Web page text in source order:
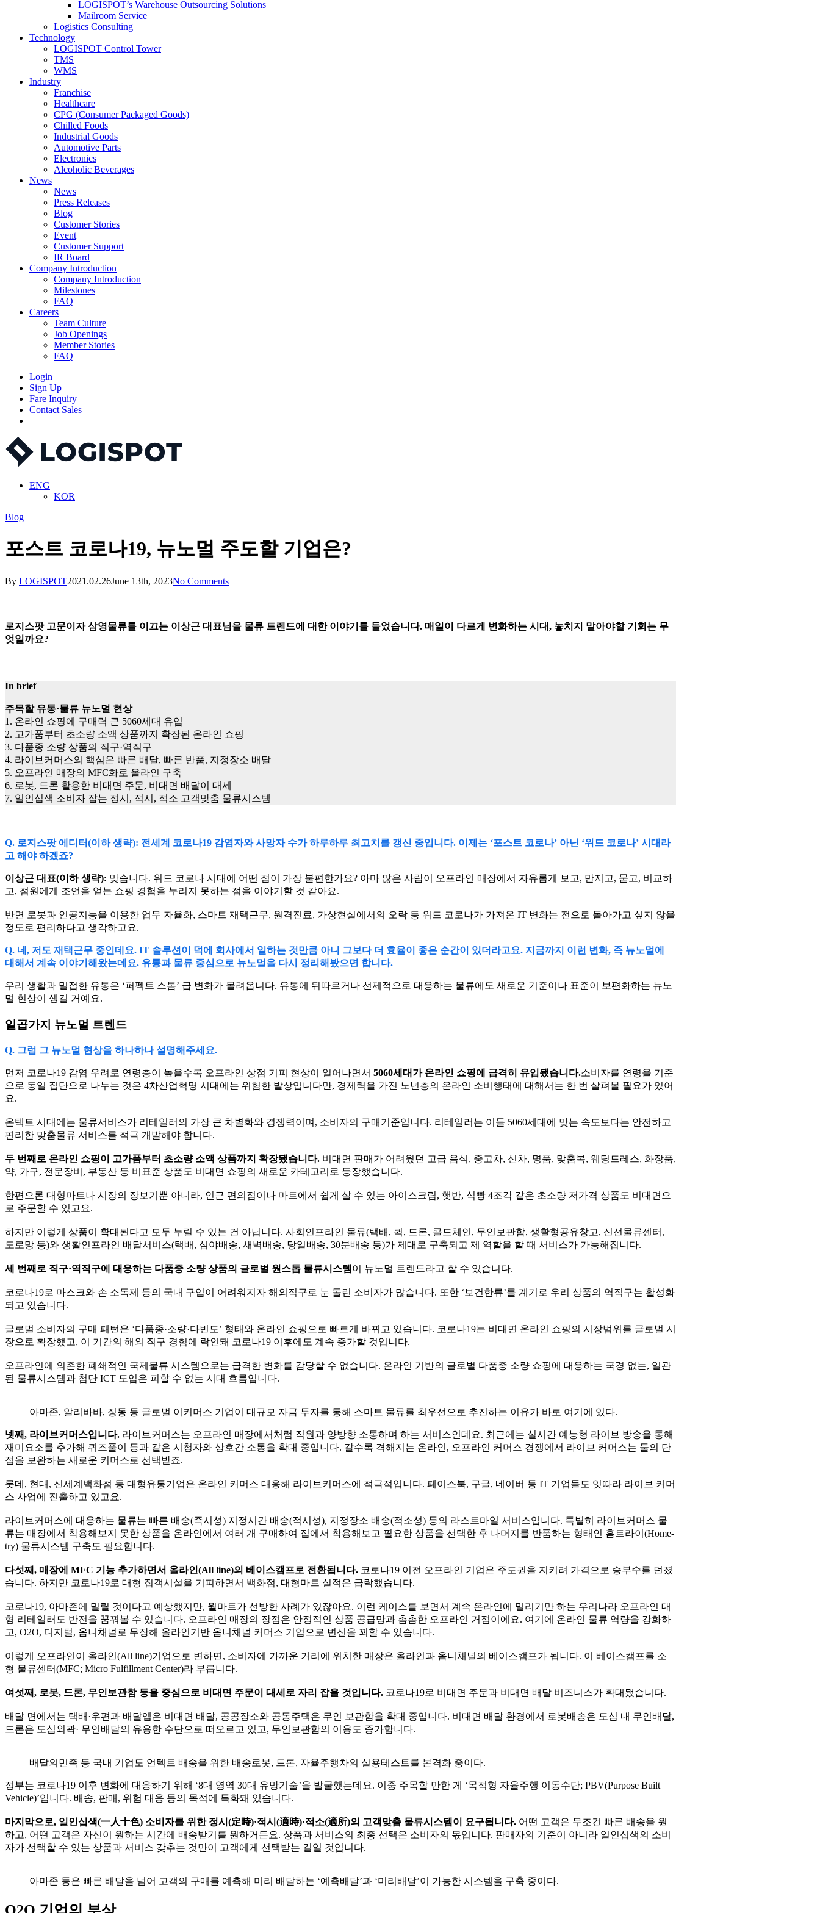
LOGISPOT’s Warehouse Outsourcing Solutions
Mailroom Service
Logistics Consulting
Technology
LOGISPOT Control Tower
TMS
WMS
Industry
Franchise
Healthcare
CPG (Consumer Packaged Goods)
Chilled Foods
Industrial Goods
Automotive Parts
Electronics
Alcoholic Beverages
News
News
Press Releases
Blog
Customer Stories
Event
Customer Support
IR Board
Company Introduction
Company Introduction
Milestones
FAQ
Careers
Team Culture
Job Openings
Member Stories
FAQ
Login
Sign Up
Fare Inquiry
Contact Sales
ENG
KOR
Blog
포스트 코로나19, 뉴노멀 주도할 기업은?
By LOGISPOT2021.02.26June 13th, 2023No Comments
로지스팟 고문이자 삼영물류를 이끄는 이상근 대표님을 물류 트렌드에 대한 이야기를 들었습니다. 매일이 다르게 변화하는 시대, 놓치지 말아야할 기회는 무
엇일까요?
In brief
주목할 유통·물류 뉴노멀 현상
1. 온라인 쇼핑에 구매력 큰 5060세대 유입
2. 고가품부터 초소량 소액 상품까지 확장된 온라인 쇼핑
3. 다품종 소량 상품의 직구·역직구
4. 라이브커머스의 핵심은 빠른 배달, 빠른 반품, 지정장소 배달
5. 오프라인 매장의 MFC화로 올라인 구축
6. 로봇, 드론 활용한 비대면 주문, 비대면 배달이 대세
7. 일인십색 소비자 잡는 정시, 적시, 적소 고객맞춤 물류시스템
Q. 로지스팟 에디터(이하 생략): 전세계 코로나19 감염자와 사망자 수가 하루하루 최고치를 갱신 중입니다. 이제는 ‘포스트 코로나’ 아닌 ‘위드 코로나’ 시대라
고 해야 하겠죠?
이상근 대표(이하 생략): 맞습니다. 위드 코로나 시대에 어떤 점이 가장 불편한가요? 아마 많은 사람이 오프라인 매장에서 자유롭게 보고, 만지고, 묻고, 비교하
고, 점원에게 조언을 얻는 쇼핑 경험을 누리지 못하는 점을 이야기할 것 같아요.
반면 로봇과 인공지능을 이용한 업무 자율화, 스마트 재택근무, 원격진료, 가상현실에서의 오락 등 위드 코로나가 가져온 IT 변화는 전으로 돌아가고 싶지 않을
정도로 편리하다고 생각하고요.
Q. 네, 저도 재택근무 중인데요. IT 솔루션이 덕에 회사에서 일하는 것만큼 아니 그보다 더 효율이 좋은 순간이 있더라고요. 지금까지 이런 변화, 즉 뉴노멀에
대해서 계속 이야기해왔는데요. 유통과 물류 중심으로 뉴노멀을 다시 정리해봤으면 합니다.
우리 생활과 밀접한 유통은 ‘퍼펙트 스톰’ 급 변화가 몰려옵니다. 유통에 뒤따르거나 선제적으로 대응하는 물류에도 새로운 기준이나 표준이 보편화하는 뉴노
멀 현상이 생길 거예요.
일곱가지 뉴노멀 트렌드
Q. 그럼 그 뉴노멀 현상을 하나하나 설명해주세요.
먼저 코로나19 감염 우려로 연령층이 높을수록 오프라인 상점 기피 현상이 일어나면서 5060세대가 온라인 쇼핑에 급격히 유입됐습니다.소비자를 연령을 기준
으로 동일 집단으로 나누는 것은 4차산업혁명 시대에는 위험한 발상입니다만, 경제력을 가진 노년층의 온라인 소비행태에 대해서는 한 번 살펴볼 필요가 있어
요.
온텍트 시대에는 물류서비스가 리테일러의 가장 큰 차별화와 경쟁력이며, 소비자의 구매기준입니다. 리테일러는 이들 5060세대에 맞는 속도보다는 안전하고
편리한 맞춤물류 서비스를 적극 개발해야 합니다.
두 번째로 온라인 쇼핑이 고가품부터 초소량 소액 상품까지 확장됐습니다. 비대면 판매가 어려웠던 고급 음식, 중고차, 신차, 명품, 맞춤복, 웨딩드레스, 화장품,
약, 가구, 전문장비, 부동산 등 비표준 상품도 비대면 쇼핑의 새로운 카테고리로 등장했습니다.
한편으론 대형마트나 시장의 장보기뿐 아니라, 인근 편의점이나 마트에서 쉽게 살 수 있는 아이스크림, 햇반, 식빵 4조각 같은 초소량 저가격 상품도 비대면으
로 주문할 수 있고요.
하지만 이렇게 상품이 확대된다고 모두 누릴 수 있는 건 아닙니다. 사회인프라인 물류(택배, 퀵, 드론, 콜드체인, 무인보관함, 생활형공유창고, 신선물류센터,
도로망 등)와 생활인프라인 배달서비스(택배, 심야배송, 새벽배송, 당일배송, 30분배송 등)가 제대로 구축되고 제 역할을 할 때 서비스가 가능해집니다.
세 번째로 직구·역직구에 대응하는 다품종 소량 상품의 글로벌 원스톱 물류시스템 이 뉴노멀 트렌드라고 할 수 있습니다.
코로나19로 마스크와 손 소독제 등의 국내 구입이 어려워지자 해외직구로 눈 돌린 소비자가 많습니다. 또한 ‘보건한류’를 계기로 우리 상품의 역직구는 활성화
되고 있습니다.
글로벌 소비자의 구매 패턴은 ‘다품종·소량·다빈도’ 형태와 온라인 쇼핑으로 빠르게 바뀌고 있습니다. 코로나19는 비대면 온라인 쇼핑의 시장범위를 글로벌 시
장으로 확장했고, 이 기간의 해외 직구 경험에 락인돼 코로나19 이후에도 계속 증가할 것입니다.
오프라인에 의존한 폐쇄적인 국제물류 시스템으로는 급격한 변화를 감당할 수 없습니다. 온라인 기반의 글로벌 다품종 소량 쇼핑에 대응하는 국경 없는, 일관
된 물류시스템과 첨단 ICT 도입은 피할 수 없는 시대 흐름입니다.
아마존, 알리바바, 징동 등 글로벌 이커머스 기업이 대규모 자금 투자를 통해 스마트 물류를 최우선으로 추진하는 이유가 바로 여기에 있다.
넷째, 라이브커머스입니다. 라이브커머스는 오프라인 매장에서처럼 직원과 양방향 소통하며 하는 서비스인데요. 최근에는 실시간 예능형 라이브 방송을 통해
재미요소를 추가해 퀴즈풀이 등과 같은 시청자와 상호간 소통을 확대 중입니다. 갈수록 격해지는 온라인, 오프라인 커머스 경쟁에서 라이브 커머스는 둘의 단
점을 보완하는 새로운 커머스로 선택받죠.
롯데, 현대, 신세계백화점 등 대형유통기업은 온라인 커머스 대응해 라이브커머스에 적극적입니다. 페이스북, 구글, 네이버 등 IT 기업들도 잇따라 라이브 커머
스 사업에 진출하고 있고요.
라이브커머스에 대응하는 물류는 빠른 배송(즉시성) 지정시간 배송(적시성), 지정장소 배송(적소성) 등의 라스트마일 서비스입니다. 특별히 라이브커머스 물
류는 매장에서 착용해보지 못한 상품을 온라인에서 여러 개 구매하여 집에서 착용해보고 필요한 상품을 선택한 후 나머지를 반품하는 형태인 홈트라이(Home-
try) 물류시스템 구축도 필요합니다.
다섯째, 매장에 MFC 기능 추가하면서 올라인(All line)의 베이스캠프로 전환됩니다. 코로나19 이전 오프라인 기업은 주도권을 지키려 가격으로 승부수를 던졌
습니다. 하지만 코로나19로 대형 집객시설을 기피하면서 백화점, 대형마트 실적은 급락했습니다.
코로나19, 아마존에 밀릴 것이다고 예상했지만, 월마트가 선방한 사례가 있잖아요. 이런 케이스를 보면서 계속 온라인에 밀리기만 하는 우리나라 오프라인 대
형 리테일러도 반전을 꿈꿔볼 수 있습니다. 오프라인 매장의 장점은 안정적인 상품 공급망과 촘촘한 오프라인 거점이에요. 여기에 온라인 물류 역량을 강화하
고, O2O, 디지털, 옴니채널로 무장해 올라인기반 옴니채널 커머스 기업으로 변신을 꾀할 수 있습니다.
이렇게 오프라인이 올라인(All line)기업으로 변하면, 소비자에 가까운 거리에 위치한 매장은 올라인과 옴니채널의 베이스캠프가 됩니다. 이 베이스캠프를 소
형 물류센터(MFC; Micro Fulfillment Center)라 부릅니다.
여섯째, 로봇, 드론, 무인보관함 등을 중심으로 비대면 주문이 대세로 자리 잡을 것입니다. 코로나19로 비대면 주문과 비대면 배달 비즈니스가 확대됐습니다.
배달 면에서는 택배·우편과 배달앱은 비대면 배달, 공공장소와 공동주택은 무인 보관함을 확대 중입니다. 비대면 배달 환경에서 로봇배송은 도심 내 무인배달,
드론은 도심외곽· 무인배달의 유용한 수단으로 떠오르고 있고, 무인보관함의 이용도 증가합니다.
배달의민족 등 국내 기업도 언텍트 배송을 위한 배송로봇, 드론, 자율주행차의 실용테스트를 본격화 중이다.
정부는 코로나19 이후 변화에 대응하기 위해 ‘8대 영역 30대 유망기술’을 발굴했는데요. 이중 주목할 만한 게 ‘목적형 자율주행 이동수단; PBV(Purpose Built
Vehicle)’입니다. 배송, 판매, 위험 대응 등의 목적에 특화돼 있습니다.
마지막으로, 일인십색(一人十色) 소비자를 위한 정시(定時)·적시(適時)·적소(適所)의 고객맞춤 물류시스템이 요구됩니다. 어떤 고객은 무조건 빠른 배송을 원
하고, 어떤 고객은 자신이 원하는 시간에 배송받기를 원하거든요. 상품과 서비스의 최종 선택은 소비자의 몫입니다. 판매자의 기준이 아니라 일인십색의 소비
자가 선택할 수 있는 상품과 서비스 갖추는 것만이 고객에게 선택받는 길일 것입니다.
아마존 등은 빠른 배달을 넘어 고객의 구매를 예측해 미리 배달하는 ‘예측배달’과 ‘미리배달’이 가능한 시스템을 구축 중이다.
O2O 기업의 부상